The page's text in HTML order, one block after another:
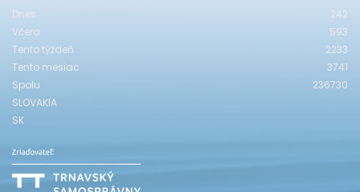
Dnes
242
Včera
593
Tento týždeň
2233
Tento mesiac
3741
Spolu
236730
SLOVAKIA
SK